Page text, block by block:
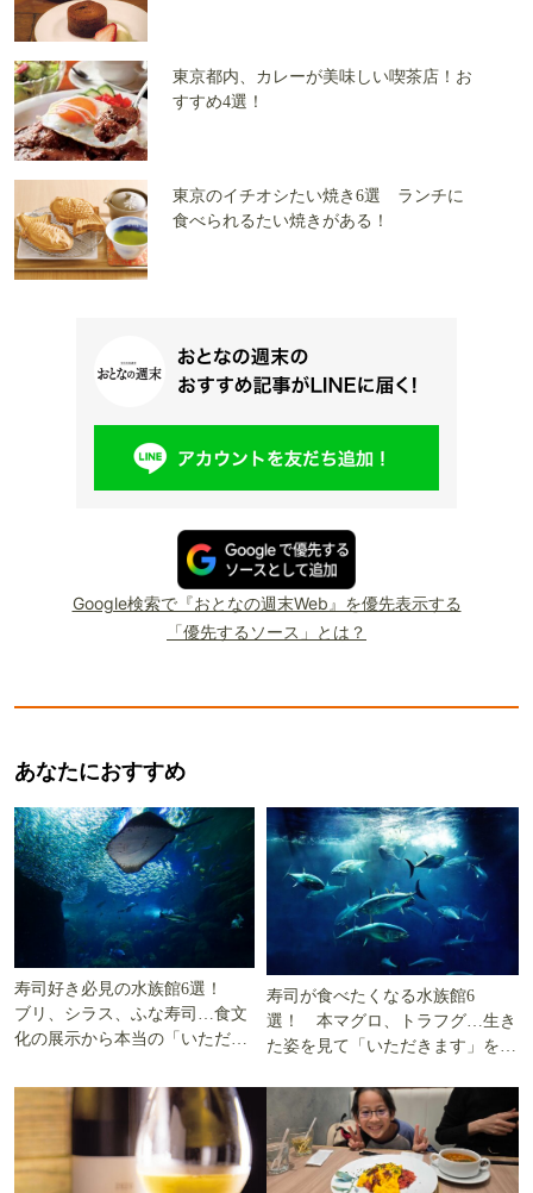
東京都内、カレーが美味しい喫茶店！お
すすめ4選！
東京のイチオシたい焼き6選 ランチに
食べられるたい焼きがある！
Google検索で『おとなの週末Web』を優先表示する
「優先するソース」とは？
あなたにおすすめ
寿司好き必見の水族館6選！
ブリ、シラス、ふな寿司…食文
化の展示から本当の「いただき
寿司が食べたくなる水族館6
選！ 本マグロ、トラフグ…生き
た姿を見て「いただきます」を考